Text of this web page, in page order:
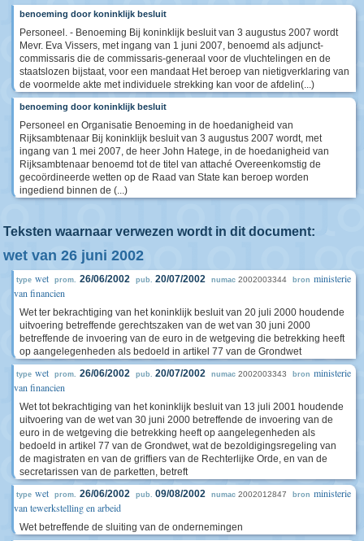
benoeming door koninklijk besluit
Personeel. - Benoeming Bij koninklijk besluit van 3 augustus 2007 wordt
Mevr. Eva Vissers, met ingang van 1 juni 2007, benoemd als adjunct-
commissaris die de commissaris-generaal voor de vluchtelingen en de
staatslozen bijstaat, voor een mandaat Het beroep van nietigverklaring van
de voormelde akte met individuele strekking kan voor de afdelin(...)
benoeming door koninklijk besluit
Personeel en Organisatie Benoeming in de hoedanigheid van
Rijksambtenaar Bij koninklijk besluit van 3 augustus 2007 wordt, met
ingang van 1 mei 2007, de heer John Hatege, in de hoedanigheid van
Rijksambtenaar benoemd tot de titel van attaché Overeenkomstig de
gecoördineerde wetten op de Raad van State kan beroep worden
ingediend binnen de (...)
Teksten waarnaar verwezen wordt in dit document:
wet van 26 juni 2002
type wet prom. 26/06/2002 pub. 20/07/2002 numac 2002003344 bron ministerie
van financien
Wet ter bekrachtiging van het koninklijk besluit van 20 juli 2000 houdende
uitvoering betreffende gerechtszaken van de wet van 30 juni 2000
betreffende de invoering van de euro in de wetgeving die betrekking heeft
op aangelegenheden als bedoeld in artikel 77 van de Grondwet
type wet prom. 26/06/2002 pub. 20/07/2002 numac 2002003343 bron ministerie
van financien
Wet tot bekrachtiging van het koninklijk besluit van 13 juli 2001 houdende
uitvoering van de wet van 30 juni 2000 betreffende de invoering van de
euro in de wetgeving die betrekking heeft op aangelegenheden als
bedoeld in artikel 77 van de Grondwet, wat de bezoldigingsregeling van
de magistraten en van de griffiers van de Rechterlijke Orde, en van de
secretarissen van de parketten, betreft
type wet prom. 26/06/2002 pub. 09/08/2002 numac 2002012847 bron ministerie
van tewerkstelling en arbeid
Wet betreffende de sluiting van de ondernemingen